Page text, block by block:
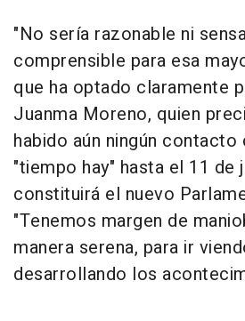
"No sería razonable ni
comprensible para esa
que ha optado claramente
Juanma Moreno, quien
habido aún ningún
"tiempo hay" hasta el 11 de
constituirá el nuevo
"Tenemos margen de
manera serena, para ir
desarrollando los